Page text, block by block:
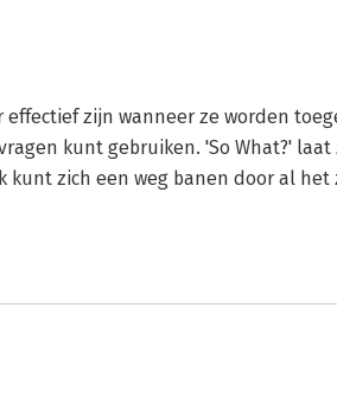
effectief zijn wanneer ze worden
kunt gebruiken. 'So What?' laat
kunt zich een weg banen door al het